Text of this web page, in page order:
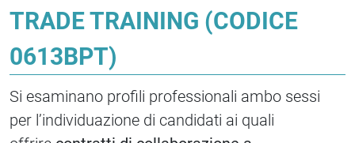
TRADE TRAINING (CODICE
0613BPT)
Si esaminano profili professionali ambo sessi
per l’individuazione di candidati ai quali